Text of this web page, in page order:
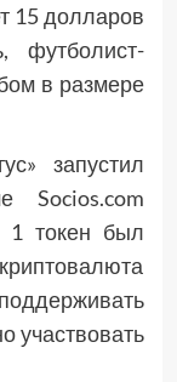
15 долларов
футболист-
в размере
запустил
Socios.com
1 токен был
участвовать